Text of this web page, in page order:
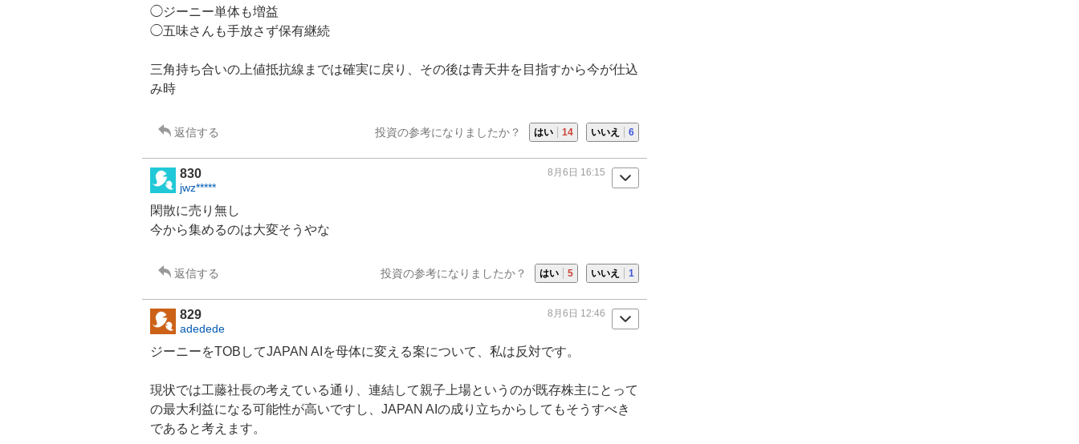
◯ジーニー単体も増益
◯五味さんも手放さず保有継続
三角持ち合いの上値抵抗線までは確実に戻り、その後は青天井を目指すから今が仕込
み時
返信する 投資の参考になりましたか？ はい 14 いいえ 6
830
jwz*****
8月6日 16:15
閑散に売り無し
今から集めるのは大変そうやな
返信する 投資の参考になりましたか？ はい 5 いいえ 1
829
adedede
8月6日 12:46
ジーニーをTOBしてJAPAN AIを母体に変える案について、私は反対です。
現状では工藤社長の考えている通り、連結して親子上場というのが既存株主にとって
の最大利益になる可能性が高いですし、JAPAN AIの成り立ちからしてもそうすべき
であると考えます。